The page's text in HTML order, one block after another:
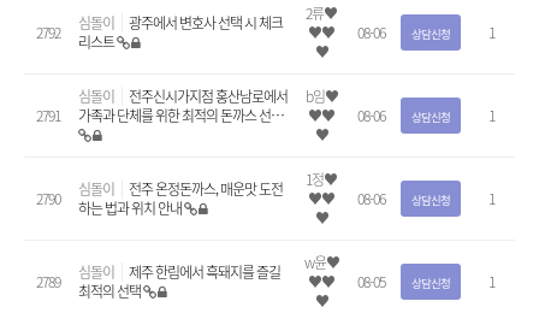
2792 심돌이
광주에서 변호사 선택 시 체크
리스트
2류♥
♥♥
♥
08-06 상담신청 1
2791
심돌이
전주신시가지점 홍산남로에서
가족과 단체를 위한 최적의 돈까스 선…
b임♥
♥♥
♥
08-06 상담신청 1
2790 심돌이
전주 온정돈까스, 매운맛 도전
하는 법과 위치 안내
1정♥
♥♥
♥
08-06 상담신청 1
2789 심돌이
제주 한림에서 흑돼지를 즐길
최적의 선택
w윤♥
♥♥
♥
08-05 상담신청 1